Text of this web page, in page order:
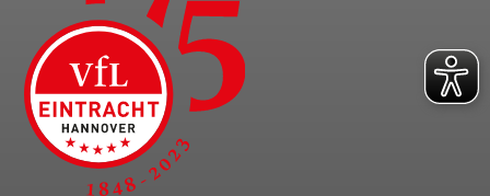
Unse­re Ansprech­part­ner
NDM